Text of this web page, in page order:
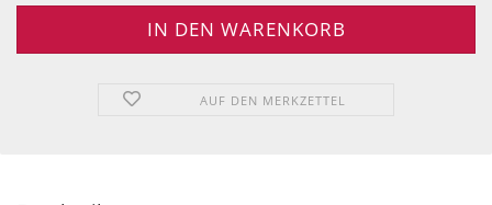
AUF DEN MERKZETTEL